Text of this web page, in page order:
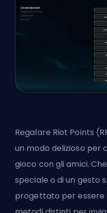
Regalare Riot Points
un modo delizioso per
gioco con gli amici.
speciale o di un gesto
progettato per essere